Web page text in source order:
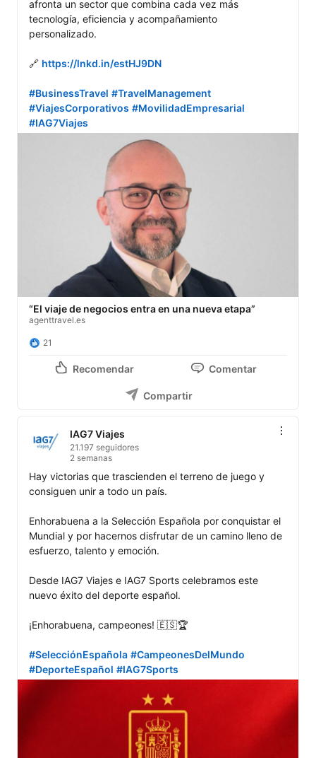
afronta un sector que combina cada vez más
tecnología, eficiencia y acompañamiento
personalizado.
🔗 https://lnkd.in/estHJ9DN
#BusinessTravel #TravelManagement
#ViajesCorporativos #MovilidadEmpresarial
#IAG7Viajes
“El viaje de negocios entra en una nueva etapa”
agenttravel.es
21
Recomendar Comentar
Compartir
IAG7 Viajes
21.197 seguidores
2 semanas
Hay victorias que trascienden el terreno de juego y
consiguen unir a todo un país.
Enhorabuena a la Selección Española por conquistar el
Mundial y por hacernos disfrutar de un camino lleno de
esfuerzo, talento y emoción.
Desde IAG7 Viajes e IAG7 Sports celebramos este
nuevo éxito del deporte español.
¡Enhorabuena, campeones! 🇪🇸🏆
#SelecciónEspañola #CampeonesDelMundo
#DeporteEspañol #IAG7Sports